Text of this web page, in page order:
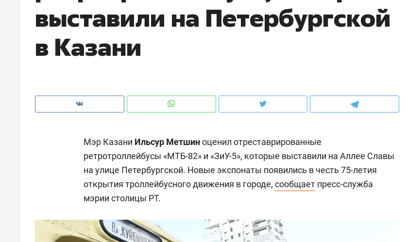
выставили на Петербургской
в Казани
Мэр Казани Ильсур Метшиноценил отреставрированные
ретротроллейбусы «МТБ-82» и «ЗиУ-5», которые выставили на Аллее Славы
на улице Петербургской. Новые экспонаты появились в честь 75-летия
открытия троллейбусного движения в городе, сообщает пресс-служба
мэрии столицы РТ.
рынки, почему надо знать аксакалов и
чем интересен Оман?
о трехкратном росте цен, дотошных
клиентах и чудных запросах мастеров
школьной
налогах и
Как ГК «МИР ГРУПП» и ВТБ
создают оазис жилого
150 камер до квартиры и Face
Опыт